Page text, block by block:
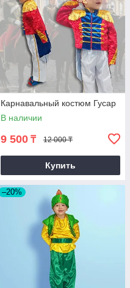
Карнавальный костюм Гусар
В наличии
9 500 ₸ 12 000 ₸
Купить
–20%